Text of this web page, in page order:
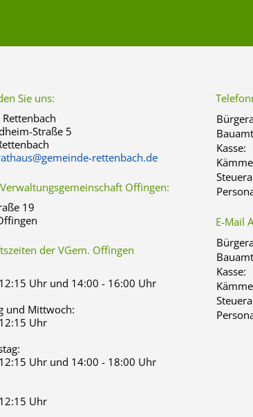
Sie uns:
Rettenbach
Straße 5
rettenbach.de
Offingen:
19
der VGem. Offingen
Uhr und 14:00 - 16:00 Uhr
und Mittwoch:
Uhr
Uhr und 14:00 - 18:00 Uhr
Uhr
Kasse:
E-Mail
Kasse: